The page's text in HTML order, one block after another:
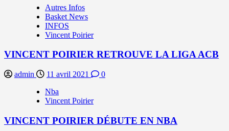
Autres Infos
Basket News
INFOS
Vincent Poirier
VINCENT POIRIER RETROUVE LA LIGA ACB
admin 11 avril 2021
0
Nba
Vincent Poirier
VINCENT POIRIER DÉBUTE EN NBA